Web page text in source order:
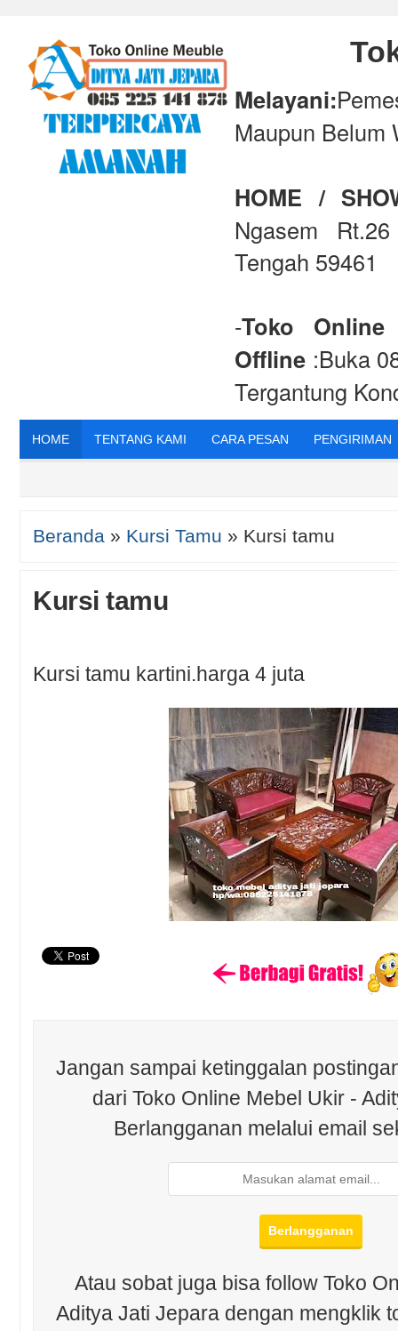
Melayani:
Maupun Belum
HOME /
Ngasem
Tengah 59461
-Toko Online
Offline :Buka
Tergantung
HOME TENTANG KAMI CARA PESAN PENGIRIMAN
Beranda » Kursi Tamu » Kursi tamu
Kursi tamu
Kursi tamu kartini.harga 4 juta
Jangan sampai ketinggalan
dari Toko Online Mebel Ukir -
Berlangganan melalui email
Atau sobat juga bisa follow Toko
Aditya Jati Jepara dengan mengklik